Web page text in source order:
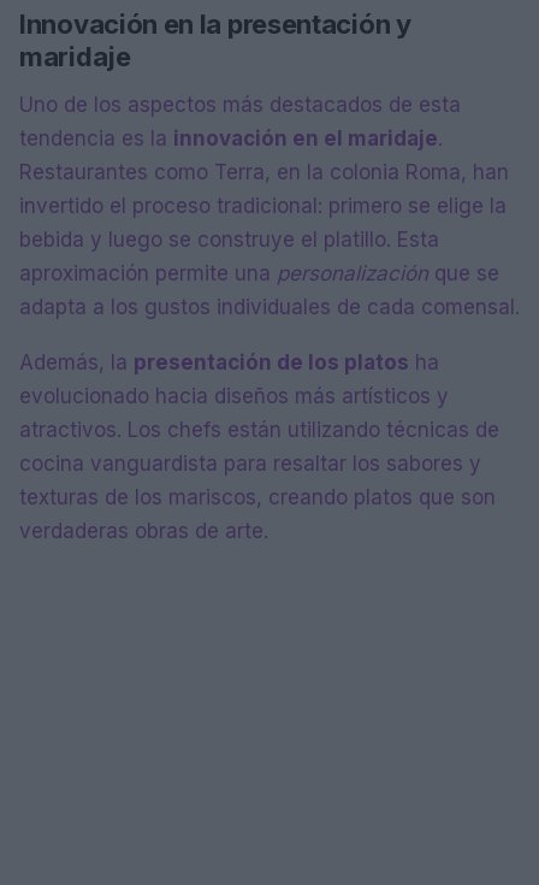
Innovación en la presentación y
maridaje
Uno de los aspectos más destacados de esta
tendencia es la innovación en el maridaje.
Restaurantes como Terra, en la colonia Roma, han
invertido el proceso tradicional: primero se elige la
bebida y luego se construye el platillo. Esta
aproximación permite una personalización que se
adapta a los gustos individuales de cada comensal.
Además, la presentación de los platos ha
evolucionado hacia diseños más artísticos y
atractivos. Los chefs están utilizando técnicas de
cocina vanguardista para resaltar los sabores y
texturas de los mariscos, creando platos que son
verdaderas obras de arte.